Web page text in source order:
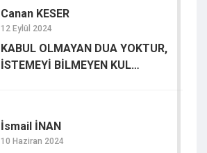
Canan KESER
12 Eylül 2024
KABUL OLMAYAN DUA YOKTUR,
İSTEMEYİ BİLMEYEN KUL
İsmail İNAN
10 Haziran 2024